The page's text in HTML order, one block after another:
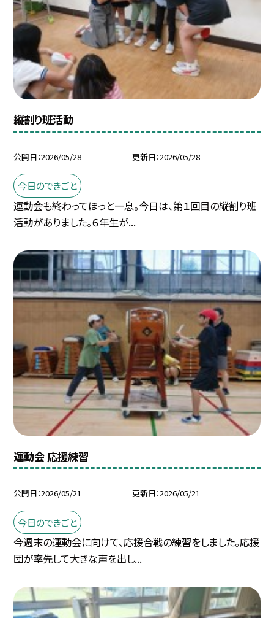
縦割り班活動
公開日 2026/05/28 更新日 2026/05/28
今日のできごと
運動会も終わってほっと一息。今日は、第１回目の縦割り班
活動がありました。６年生が...
運動会 応援練習
公開日 2026/05/21 更新日 2026/05/21
今日のできごと
今週末の運動会に向けて、応援合戦の練習をしました。応援
団が率先して大きな声を出し...